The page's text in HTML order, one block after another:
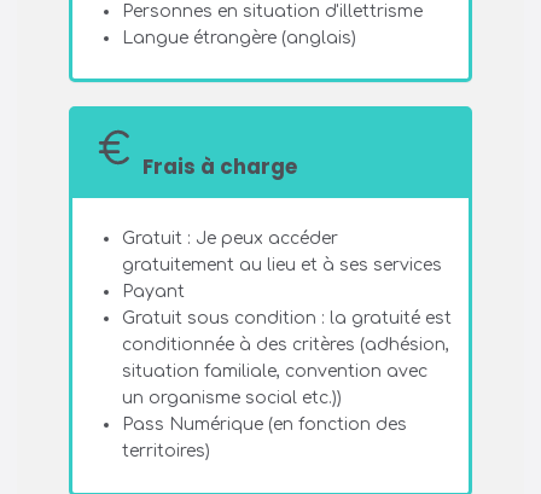
Personnes en situation d'illettrisme
Langue étrangère (anglais)
Frais à charge
Gratuit : Je peux accéder
gratuitement au lieu et à ses services
Payant
Gratuit sous condition : la gratuité est
conditionnée à des critères (adhésion,
situation familiale, convention avec
un organisme social etc.))
Pass Numérique (en fonction des
territoires)